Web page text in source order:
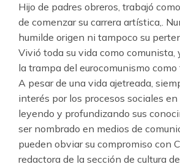
Hijo de padres obreros, trabajó
de comenzar su carrera artística,.
humilde origen ni tampoco su
Vivió toda su vida como comunista,
la trampa del eurocomunismo
A pesar de una vida ajetreada,
interés por los procesos sociales
leyendo y profundizando sus
ser nombrado en medios de
pueden obviar su compromiso con
redactora de la sección de cultura